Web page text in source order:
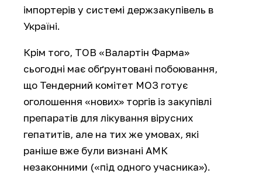
імпортерів у системі держзакупівель в
Україні.
Крім того, ТОВ «Валартін Фарма»
сьогодні має обґрунтовані побоювання,
що Тендерний комітет МОЗ готує
оголошення «нових» торгів із закупівлі
препаратів для лікування вірусних
гепатитів, але на тих же умовах, які
раніше вже були визнані АМК
незаконними («під одного учасника»).